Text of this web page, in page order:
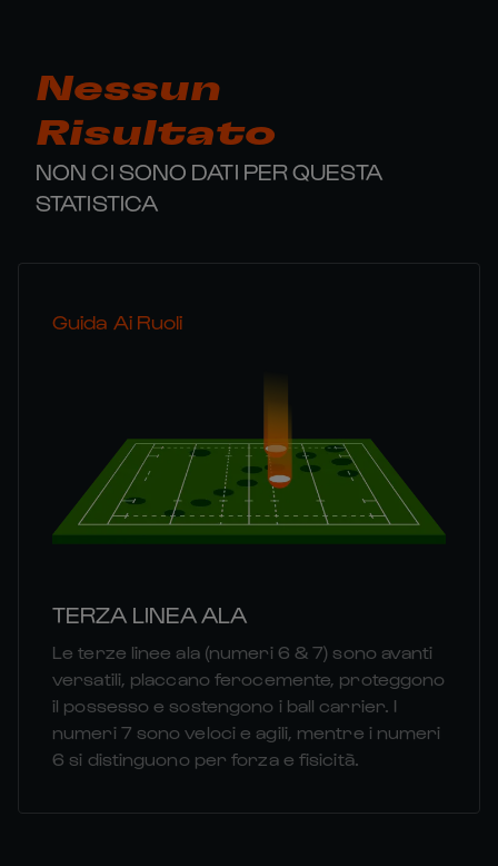
Nessun
Risultato
NON CI SONO DATI PER QUESTA
STATISTICA
Guida Ai Ruoli
TERZA LINEA ALA
Le terze linee ala (numeri 6 & 7) sono avanti
versatili, placcano ferocemente, proteggono
il possesso e sostengono i ball carrier. I
numeri 7 sono veloci e agili, mentre i numeri
6 si distinguono per forza e fisicità.